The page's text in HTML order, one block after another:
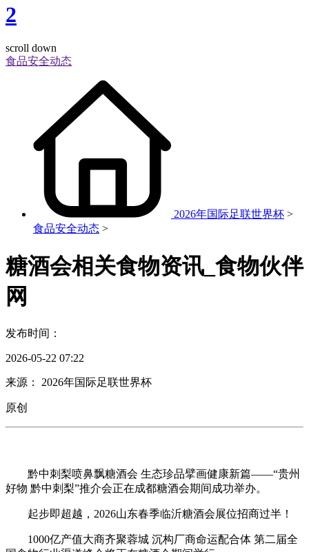
2
scroll down
食品安全动态
2026年国际足联世界杯 >
食品安全动态 >
糖酒会相关食物资讯_食物伙伴
网
发布时间：
2026-05-22 07:22
来源： 2026年国际足联世界杯
原创
黔中刺梨喷鼻飘糖酒会 生态珍品擘画健康新篇——“贵州
好物 黔中刺梨”推介会正在成都糖酒会期间成功举办。
起步即超越，2026山东春季临沂糖酒会展位招商过半！
1000亿产值大商齐聚蓉城 沉构厂商命运配合体 第二届全